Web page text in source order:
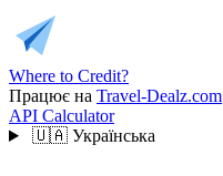
Where to Credit?
Працює на Travel-Dealz.com
API Calculator
🇺🇦 Українська